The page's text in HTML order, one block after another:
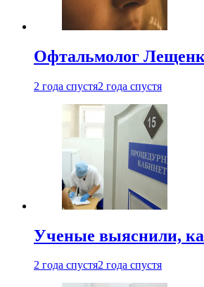
Офтальмолог
2 года спустя2 года спустя
Ученые выяснили,
2 года спустя2 года спустя